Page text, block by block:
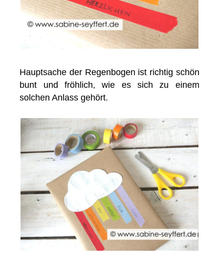
Hauptsache der Regenbogen ist richtig schön
bunt und fröhlich, wie es sich zu einem
solchen Anlass gehört.